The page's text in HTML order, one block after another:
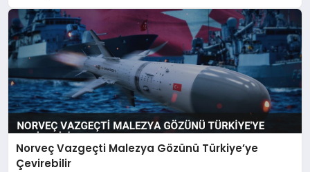
Norveç Vazgeçti Malezya Gözünü Türkiye’ye
Çevirebilir